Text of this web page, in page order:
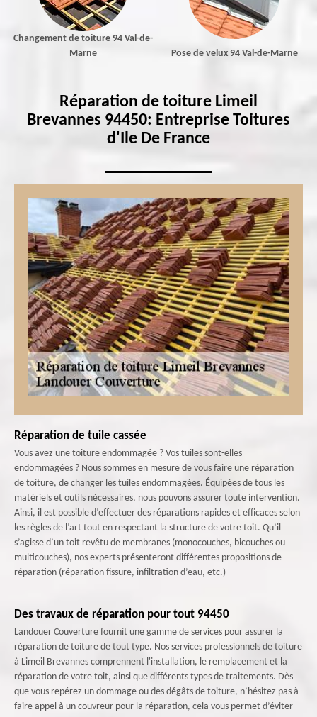
Changement de toiture 94 Val-de-
Marne
Pose de velux 94 Val-de-Marne
Réparation de toiture Limeil
Brevannes 94450: Entreprise Toitures
d'Ile De France
Réparation de tuile cassée
Vous avez une toiture endommagée ? Vos tuiles sont-elles
endommagées ? Nous sommes en mesure de vous faire une réparation
de toiture, de changer les tuiles endommagées. Équipées de tous les
matériels et outils nécessaires, nous pouvons assurer toute intervention.
Ainsi, il est possible d’effectuer des réparations rapides et efficaces selon
les règles de l’art tout en respectant la structure de votre toit. Qu’il
s’agisse d’un toit revêtu de membranes (monocouches, bicouches ou
multicouches), nos experts présenteront différentes propositions de
réparation (réparation fissure, infiltration d’eau, etc.)
Des travaux de réparation pour tout 94450
Landouer Couverture fournit une gamme de services pour assurer la
réparation de toiture de tout type. Nos services professionnels de toiture
à Limeil Brevannes comprennent l'installation, le remplacement et la
réparation de votre toit, ainsi que différents types de traitements. Dès
que vous repérez un dommage ou des dégâts de toiture, n’hésitez pas à
faire appel à un couvreur pour la réparation, cela vous permet d’éviter